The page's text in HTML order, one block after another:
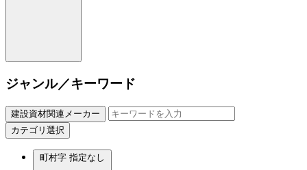
ジャンル／キーワード
建設資材関連メーカー
カテゴリ選択
町村字 指定なし